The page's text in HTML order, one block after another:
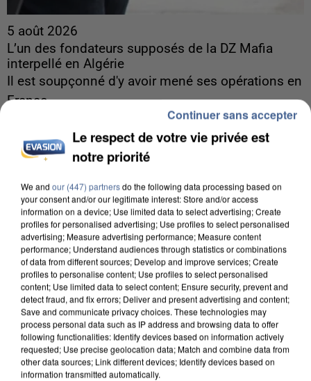
5 août 2026
L’un des fondateurs supposés de la DZ Mafia
interpellé en Algérie
Il est soupçonné d'y avoir mené ses opérations en
France.
5 août 2026
Une enquête ouverte à Marseille après la
Le respect de votre vie privée est
notre priorité
We and our (447) partnersdo the following data processing based on
your consent and/or our legitimate interest: Store and/or access
information on a device; Use limited data to select advertising; Create
profiles for personalised advertising; Use profiles to select personalised
advertising; Measure advertising performance; Measure content
performance; Understand audiences through statistics or combinations
of data from different sources; Develop and improve services; Create
profiles to personalise content; Use profiles to select personalised
content; Use limited data to select content; Ensure security, prevent and
detect fraud, and fix errors; Deliver and present advertising and content;
Save and communicate privacy choices. These technologies may
process personal data such as IP address and browsing data to offer
following functionalities: Identify devices based on information actively
requested; Use precise geolocation data; Match and combine data from
other data sources; Link different devices; Identify devices based on
information transmitted automatically.
Continuer sans accepter